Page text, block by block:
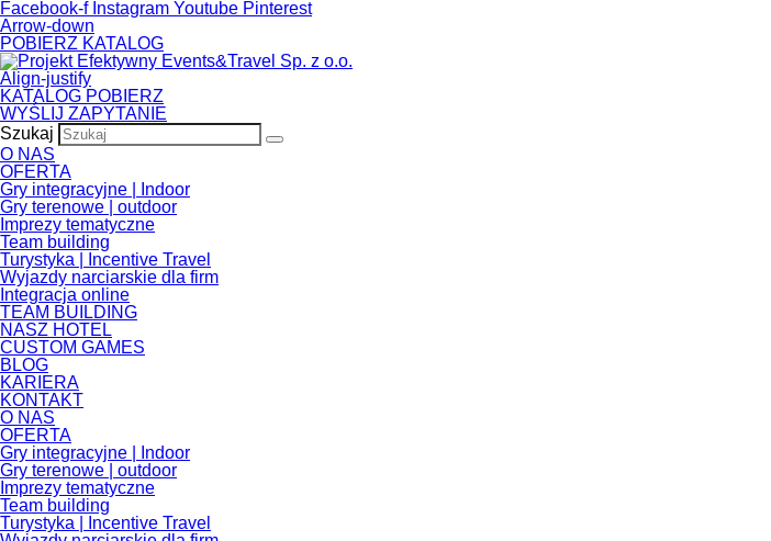
Skip to the content
Facebook-f Instagram Youtube Pinterest
Arrow-down
POBIERZ KATALOG
Align-justify
KATALOG POBIERZ
WYŚLIJ ZAPYTANIE
Szukaj
O NAS
OFERTA
Gry integracyjne | Indoor
Gry terenowe | outdoor
Imprezy tematyczne
Team building
Turystyka | Incentive Travel
Wyjazdy narciarskie dla firm
Integracja online
TEAM BUILDING
NASZ HOTEL
CUSTOM GAMES
BLOG
KARIERA
KONTAKT
O NAS
OFERTA
Gry integracyjne | Indoor
Gry terenowe | outdoor
Imprezy tematyczne
Team building
Turystyka | Incentive Travel